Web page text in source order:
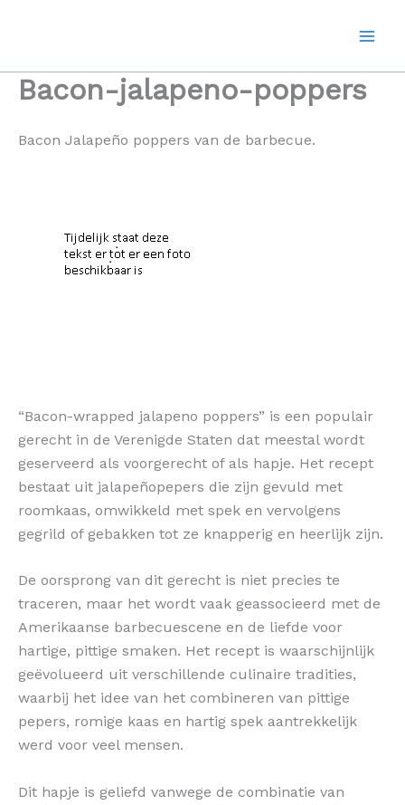
inhoud
Bacon-jalapeno-poppers
Bacon Jalapeño poppers van de barbecue.
“Bacon-wrapped jalapeno poppers” is een populair
gerecht in de Verenigde Staten dat meestal wordt
geserveerd als voorgerecht of als hapje. Het recept
bestaat uit jalapeñopepers die zijn gevuld met
roomkaas, omwikkeld met spek en vervolgens
gegrild of gebakken tot ze knapperig en heerlijk zijn.
De oorsprong van dit gerecht is niet precies te
traceren, maar het wordt vaak geassocieerd met de
Amerikaanse barbecuescene en de liefde voor
hartige, pittige smaken. Het recept is waarschijnlijk
geëvolueerd uit verschillende culinaire tradities,
waarbij het idee van het combineren van pittige
pepers, romige kaas en hartig spek aantrekkelijk
werd voor veel mensen.
Dit hapje is geliefd vanwege de combinatie van